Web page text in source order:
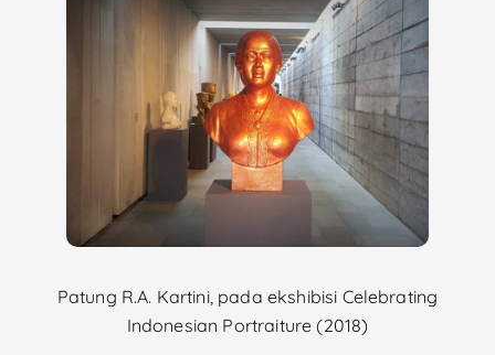
Patung R.A. Kartini, pada ekshibisi Celebrating
Indonesian Portraiture (2018)